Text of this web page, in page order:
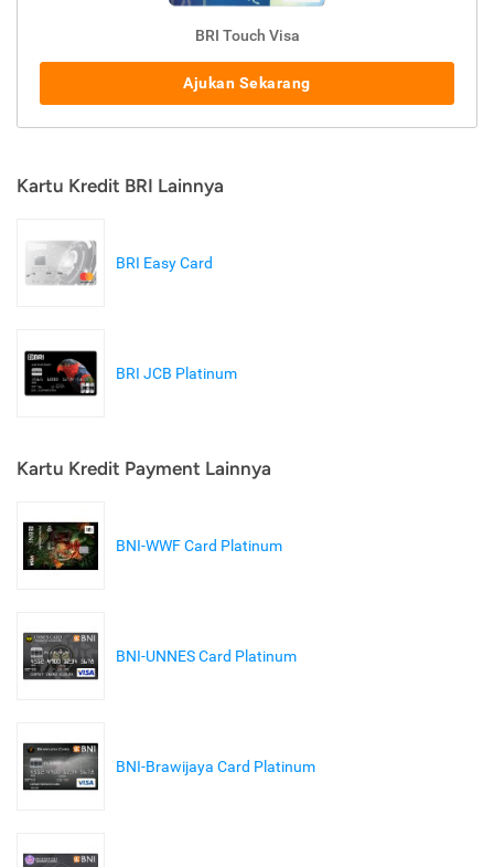
BRI Touch Visa
Ajukan Sekarang
Kartu Kredit BRI Lainnya
BRI Easy Card
BRI JCB Platinum
Kartu Kredit Payment Lainnya
BNI-WWF Card Platinum
BNI-UNNES Card Platinum
BNI-Brawijaya Card Platinum